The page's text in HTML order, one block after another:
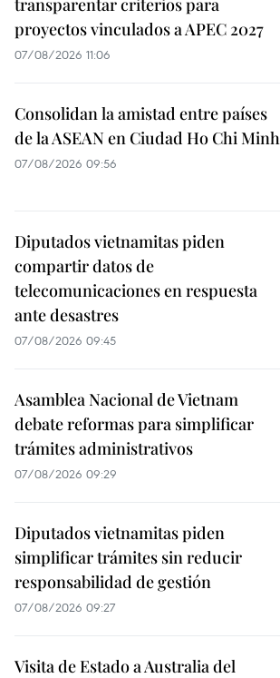
proyectos vinculados a APEC 2027
07/08/2026 11:06
Consolidan la amistad entre países
de la ASEAN en Ciudad Ho Chi Minh
07/08/2026 09:56
Diputados vietnamitas piden
compartir datos de
telecomunicaciones en respuesta
ante desastres
07/08/2026 09:45
Asamblea Nacional de Vietnam
debate reformas para simplificar
trámites administrativos
07/08/2026 09:29
Diputados vietnamitas piden
simplificar trámites sin reducir
responsabilidad de gestión
07/08/2026 09:27
Visita de Estado a Australia del